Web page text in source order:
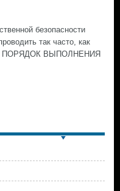
безопасности
так часто, как
ПОРЯДОК ВЫПОЛНЕНИЯ